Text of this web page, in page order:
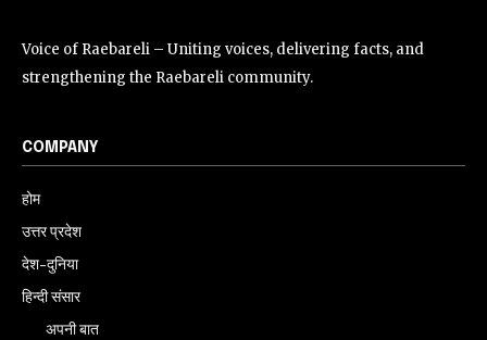
Voice of Raebareli – Uniting voices, delivering facts, and
strengthening the Raebareli community.
COMPANY
होम
उत्तर प्रदेश
देश-दुनिया
हिन्दी संसार
अपनी बात